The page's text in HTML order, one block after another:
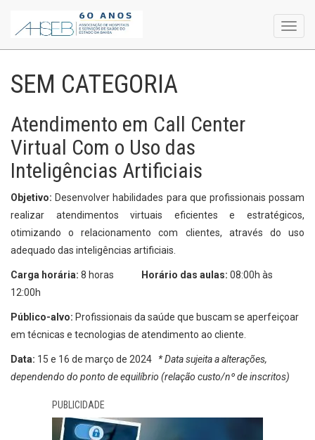
SEM CATEGORIA
Atendimento em Call Center
Virtual Com o Uso das
Inteligências Artificiais
Objetivo: Desenvolver habilidades para que profissionais possam
realizar atendimentos virtuais eficientes e estratégicos,
otimizando o relacionamento com clientes, através do uso
adequado das inteligências artificiais.
Carga horária: 8 horas Horário das aulas: 08:00h às
12:00h
Público-alvo: Profissionais da saúde que buscam se aperfeiçoar
em técnicas e tecnologias de atendimento ao cliente.
Data: 15 e 16 de março de 2024 * Data sujeita a alterações,
dependendo do ponto de equilíbrio (relação custo/nº de inscritos)
PUBLICIDADE